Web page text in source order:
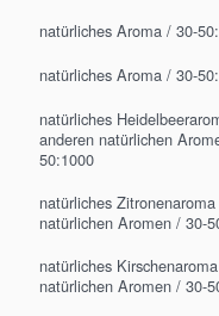
natürliches Aroma / 30-
natürliches Aroma / 30-
natürliches
anderen natürlichen
50:1000
natürliches
natürlichen Aromen / 30-
natürliches
natürlichen Aromen / 30-